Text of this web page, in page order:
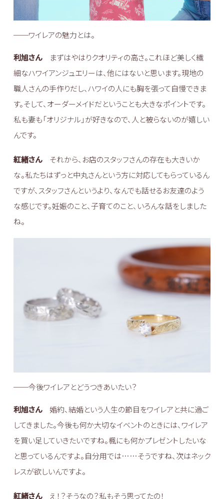
──ワイレアの魅力とは。
利旭さんまずはやはりクオリティの高さ。これほど美しく繊
細なハワイアンジュエリーは、他にはないと思います。現地の
職人さんの手作りだし、ハワイの人にも胸を張って自慢できま
す。そして、オーダーメイドだということも大きなポイントです。
私も妻も「オリジナル」が好きなので、人と被らないのが嬉しい
んです。
紅緒さんそれから、お店のスタッフさんの存在も大きいか
な。私たちはずっと中丸さんという方に対応してもらっているん
ですが、スタッフさんというより、なんでも話せるお友達のよう
な感じです。妊娠のこと、子育てのこと、いろんな話をしました
ね。
──今後ワイレアとどうつきあいたい？
利旭さん婚約、結婚という人生の節目をワイレアと共に過ご
してきました。今後も何か大切なイベントのときには、ワイレア
を買い足していきたいですね。楓にも何かプレゼントしたいな
と思っているんですよ。自分用では……そうですね、次はネック
レスが欲しいんですよ。
紅緒さんえ！？そうなの？私もそう思ってたの！